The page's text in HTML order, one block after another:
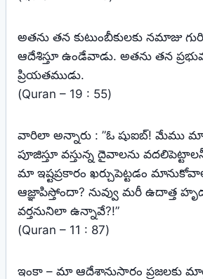
అతను తన కుటుంబీకులకు నమాజు
ఆదేశిస్తూ ఉండేవాడు. అతను తన
ప్రియతముడు.
(Quran – 19 : 55)
వారిలా అన్నారు : ”ఓ షుఐబ్‌! మేము
పూజిస్తూ వస్తున్న దైవాలను
మా ఇష్టప్రకారం ఖర్చుపెట్టడం
ఆజ్ఞాపిస్తోందా? నువ్వు మరీ ఉదాత్త
వర్తనునిలా ఉన్నావే?!”
(Quran – 11 : 87)
ఇంకా – మా ఆదేశానుసారం ప్రజలకు